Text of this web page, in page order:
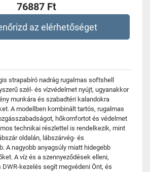
76887 Ft
az elérhetőséget
strapabíró nadrág rugalmas softshell
szél- és vízvédelmet nyújt, ugyanakkor
munkára és szabadtéri kalandokra
A modellben kombinált tartós, rugalmas
hőkomfortot és védelmet
technikai részlettel is rendelkezik, mint
oldalán, lábszárvég- és
A nagyobb anyagsúly miatt hidegebb
A víz és a szennyeződések elleni,
kezelés segít megvédeni Önt, és